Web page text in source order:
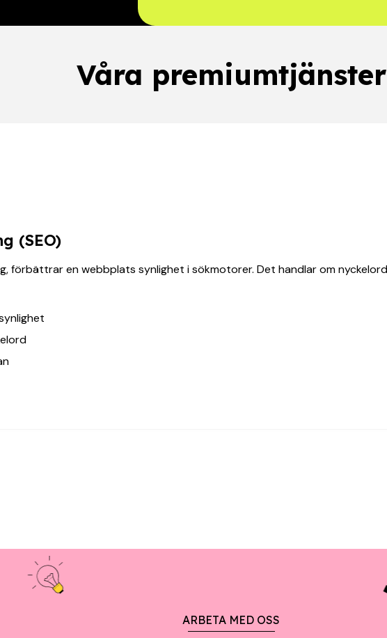
Våra premiumtjänster
(SEO)
förbättrar en webbplats synlighet i sökmotorer. Det handlar om
ARBETA MED OSS